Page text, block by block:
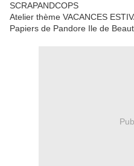
SCRAPANDCOPS
Atelier thème VACANCES
Papiers de Pandore Ile de